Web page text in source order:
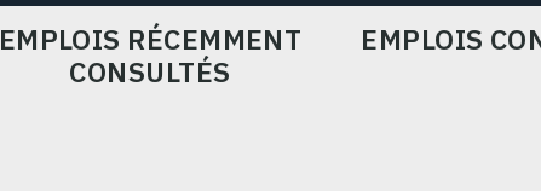
EMPLOIS RÉCEMMENT
CONSULTÉS
EMPLOIS